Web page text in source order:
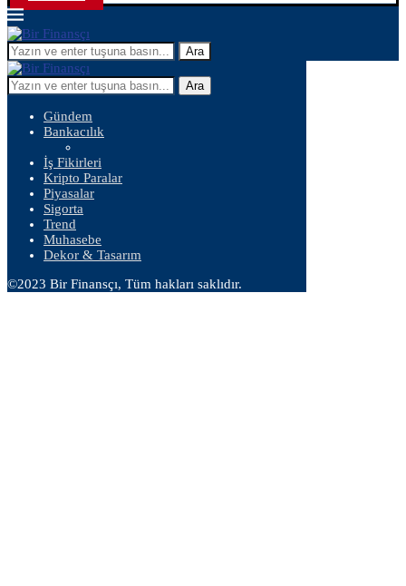
Ara
Ara
Gündem
Bankacılık
İş Fikirleri
Kripto Paralar
Piyasalar
Sigorta
Trend
Muhasebe
Dekor & Tasarım
©2023 Bir Finansçı, Tüm hakları saklıdır.